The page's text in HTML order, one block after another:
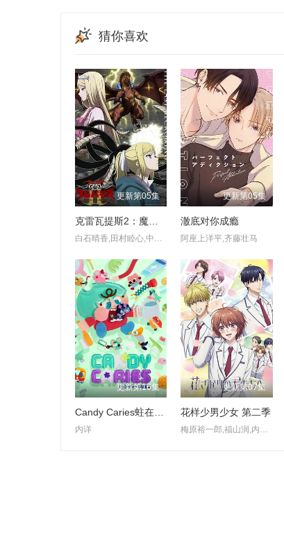
猜你喜欢
更新第05集
克雷瓦提斯2：魔兽之王与虚伪的勇者传承
白石晴香,田村睦心,中村悠一,黑田崇矢,潘惠美,杉田智和,会泽纱弥,黑泽朋世,关智一,梅田修一朗,菊池由莉奈,橘龙丸,铃木崚汰,峰田大梦,久野美咲,西山宏太朗,关根明良,佐野史郎
更新第05集
澈底对你成瘾
阿座上洋平,齐藤壮马
更新第16集
内详
更新第07集
花样少男少女 第二季
梅原裕一郎,福山润,内山昂辉,八代拓,日野聪,驹田航,川岛零士,夏吉优子,西山宏太朗,山根绮,户谷菊之介,古屋亚南